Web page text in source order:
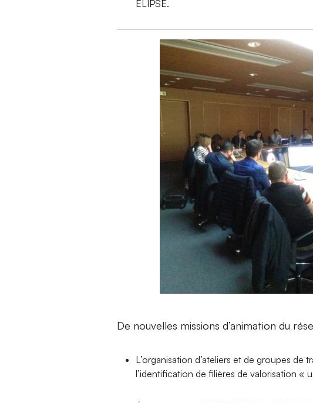
ELIPSE.
De nouvelles missions d’animation du
L’organisation d’ateliers et de groupes de
l’identification de filières de valorisation «